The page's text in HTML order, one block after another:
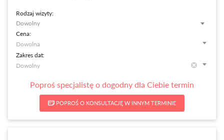
Rodzaj wizyty:
Dowolny
Cena:
Zakres dat:
Poproś specjalistę o dogodny dla Ciebie termin
POPROŚ O KONSULTACJĘ W INNYM TERMINIE